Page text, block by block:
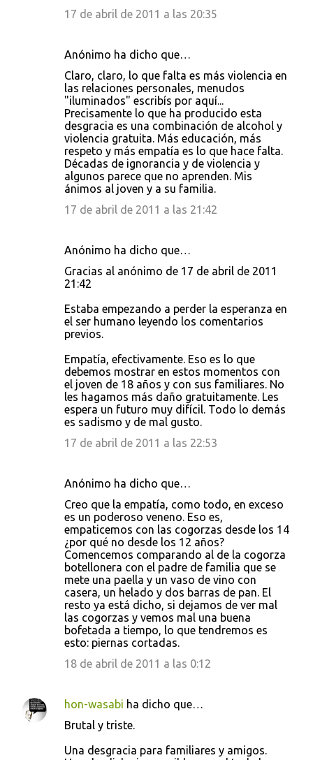
17 de abril de 2011 a las 20:35
Anónimo ha dicho que…
Claro, claro, lo que falta es más violencia en
las relaciones personales, menudos
"iluminados" escribís por aquí...
Precisamente lo que ha producido esta
desgracia es una combinación de alcohol y
violencia gratuita. Más educación, más
respeto y más empatía es lo que hace falta.
Décadas de ignorancia y de violencia y
algunos parece que no aprenden. Mis
ánimos al joven y a su familia.
17 de abril de 2011 a las 21:42
Anónimo ha dicho que…
Gracias al anónimo de 17 de abril de 2011
21:42
Estaba empezando a perder la esperanza en
el ser humano leyendo los comentarios
previos.
Empatía, efectivamente. Eso es lo que
debemos mostrar en estos momentos con
el joven de 18 años y con sus familiares. No
les hagamos más daño gratuitamente. Les
espera un futuro muy difícil. Todo lo demás
es sadismo y de mal gusto.
17 de abril de 2011 a las 22:53
Anónimo ha dicho que…
Creo que la empatía, como todo, en exceso
es un poderoso veneno. Eso es,
empaticemos con las cogorzas desde los 14
¿por qué no desde los 12 años?
Comencemos comparando al de la cogorza
botellonera con el padre de familia que se
mete una paella y un vaso de vino con
casera, un helado y dos barras de pan. El
resto ya está dicho, si dejamos de ver mal
las cogorzas y vemos mal una buena
bofetada a tiempo, lo que tendremos es
esto: piernas cortadas.
18 de abril de 2011 a las 0:12
hon-wasabi ha dicho que…
Brutal y triste.
Una desgracia para familiares y amigos.